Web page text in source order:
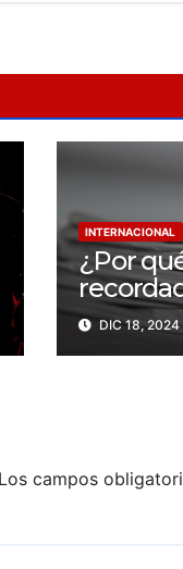
INTERNACIONAL
¿Por
trágico
DIC 18, 2024
Los campos